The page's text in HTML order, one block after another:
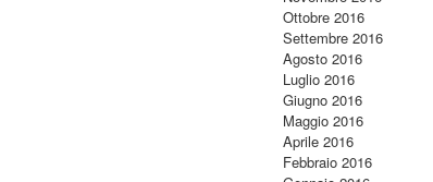
Ottobre 2016
Settembre 2016
Agosto 2016
Luglio 2016
Giugno 2016
Maggio 2016
Aprile 2016
Febbraio 2016